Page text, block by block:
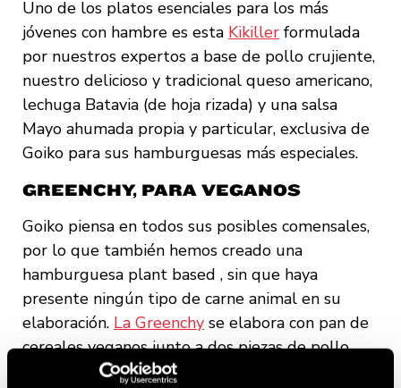
Uno de los platos esenciales para los más
jóvenes con hambre es esta Kikiller formulada
por nuestros expertos a base de pollo crujiente,
nuestro delicioso y tradicional queso americano,
lechuga Batavia (de hoja rizada) y una salsa
Mayo ahumada propia y particular, exclusiva de
Goiko para sus hamburguesas más especiales.
GREENCHY, PARA VEGANOS
Goiko piensa en todos sus posibles comensales,
por lo que también hemos creado una
hamburguesa plant based , sin que haya
presente ningún tipo de carne animal en su
elaboración. La Greenchy se elabora con pan de
cereales veganos junto a dos piezas de pollo
Plant Based, es decir, con ingredientes o